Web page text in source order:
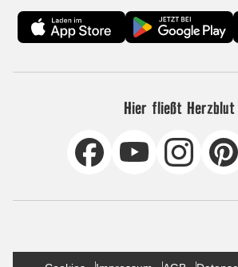
Hier fließt Herzblut